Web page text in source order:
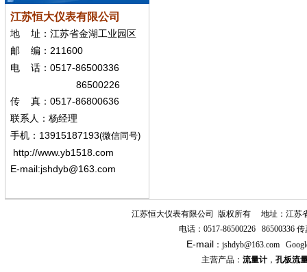
江苏恒大仪表有限公司
地
址：江苏省金湖工业园区
邮
编： 211600
电 话： 0517-86500336
86500226
传 真： 0517-86800636
联系人：杨经理
手机 ： 13915187193(微信同号)
http://www.yb1518.com
E-mail:jshdyb@163.com
江苏恒大仪表有限公司 版权所有
地址：江苏
电话： 0517-86500226 86500336 传
E-mail ： jshdyb@163.com
主营产品： 流量计， 孔板流